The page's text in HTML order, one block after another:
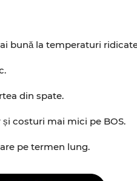
bună la temperaturi
din spate.
costuri mai mici pe BOS.
pe termen lung.